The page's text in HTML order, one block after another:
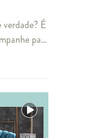
É
para
deliciosos